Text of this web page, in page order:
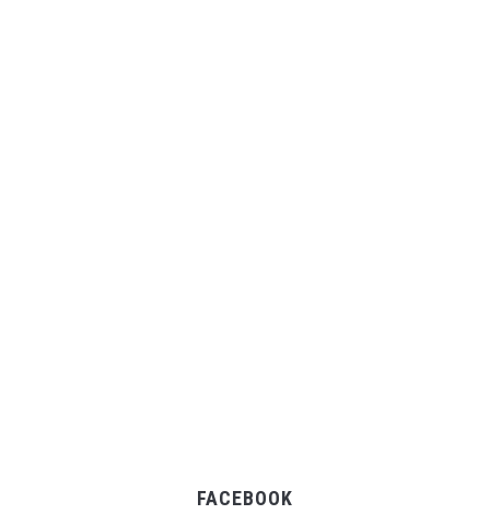
FACEBOOK